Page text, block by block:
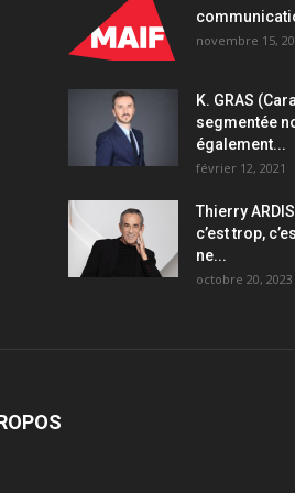
novembre 15,
K. GRAS
segmentée
également...
février 12, 2021
Thierry
c’est trop,
ne...
octobre 20, 2023